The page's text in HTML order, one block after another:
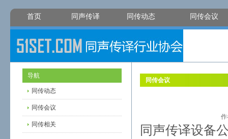
首页 同声传译 同传动态 同传会议
导航
同传动态
同传会议
同传相关
同传会议
同声传译设备